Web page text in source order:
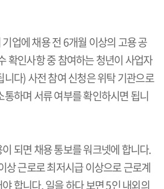
업에 채용 전 6개월 이상의 고용 공
확인사항 중 참여하는 청년이 사업자
니다) 사전 참여 신청은 위탁 기관으로
하며 서류 여부를 확인하시면 됩니
되면 채용 통보를 워크넷에 합니다.
상 근로로 최저시급 이상으로 근로계
합니다. 일을 하다 보면 5인 내외의